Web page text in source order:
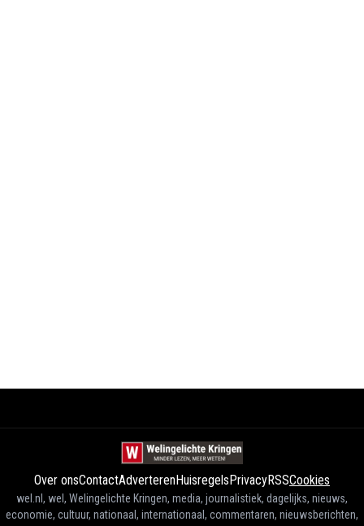
Over onsContactAdverterenHuisregelsPrivacyRSSCookies
wel.nl, wel, Welingelichte Kringen, media, journalistiek, dagelijks, nieuws,
economie, cultuur, nationaal, internationaal, commentaren, nieuwsberichten,